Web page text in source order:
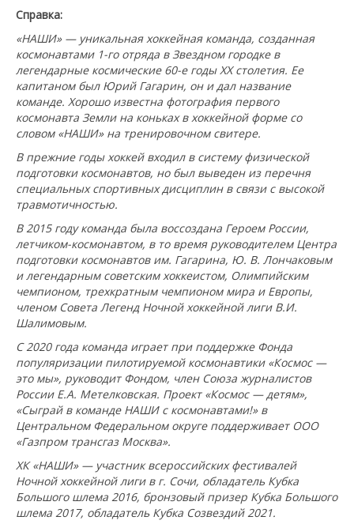
Справка:
«НАШИ» — уникальная хоккейная команда, созданная
космонавтами 1-го отряда в Звездном городке в
легендарные космические 60-е годы ХХ столетия. Ее
капитаном был Юрий Гагарин, он и дал название
команде. Хорошо известна фотография первого
космонавта Земли на коньках в хоккейной форме со
словом «НАШИ» на тренировочном свитере.
В прежние годы хоккей входил в систему физической
подготовки космонавтов, но был выведен из перечня
специальных спортивных дисциплин в связи с высокой
травмотичностью.
В 2015 году команда была воссоздана Героем России,
летчиком-космонавтом, в то время руководителем Центра
подготовки космонавтов им. Гагарина, Ю. В. Лончаковым
и легендарным советским хоккеистом, Олимпийским
чемпионом, трехкратным чемпионом мира и Европы,
членом Совета Легенд Ночной хоккейной лиги В.И.
Шалимовым.
С 2020 года команда играет при поддержке Фонда
популяризации пилотируемой космонавтики «Космос —
это мы», руководит Фондом, член Союза журналистов
России Е.А. Метелковская. Проект «Космос — детям»,
«Сыграй в команде НАШИ с космонавтами!» в
Центральном Федеральном округе поддерживает ООО
«Газпром трансгаз Москва».
ХК «НАШИ» — участник всероссийских фестивалей
Ночной хоккейной лиги в г. Сочи, обладатель Кубка
Большого шлема 2016, бронзовый призер Кубка Большого
шлема 2017, обладатель Кубка Созвездий 2021.